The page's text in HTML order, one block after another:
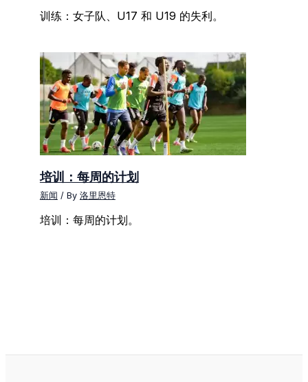
训练：女子队、U17 和 U19 的失利。
培训：每周的计划
新闻 / By 洛里恩特
培训：每周的计划。